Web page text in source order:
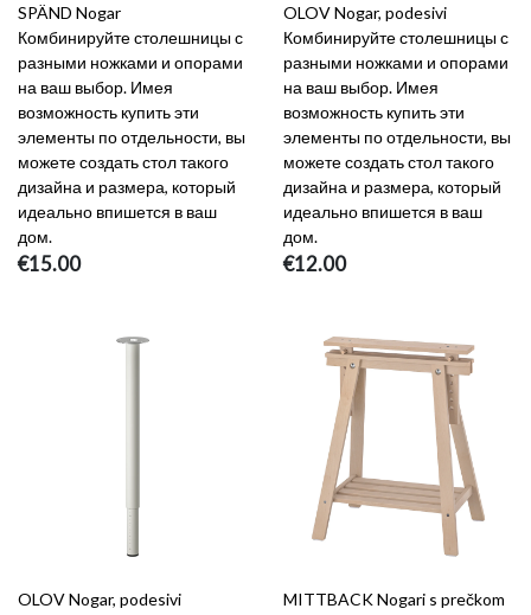
SPÄND Nogar
Комбинируйте столешницы с
разными ножками и опорами
на ваш выбор. Имея
возможность купить эти
элементы по отдельности, вы
можете создать стол такого
дизайна и размера, который
идеально впишется в ваш
дом.
€15.00
OLOV Nogar, podesivi
Комбинируйте столешницы с
разными ножками и опорами
на ваш выбор. Имея
возможность купить эти
элементы по отдельности, вы
можете создать стол такого
дизайна и размера, который
идеально впишется в ваш
дом.
€12.00
OLOV Nogar, podesivi
MITTBACK Nogari s prečkom